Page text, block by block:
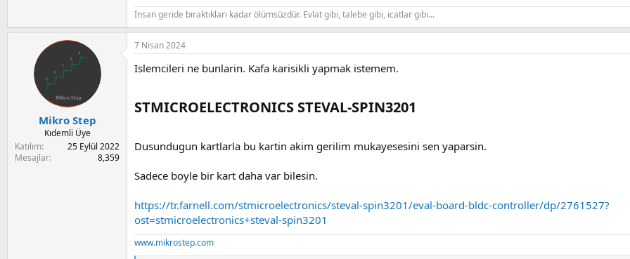
İnsan geride bıraktıkları kadar ölümsüzdür. Evlat gibi, talebe gibi, icatlar gibi...
Mikro Step
Kıdemli Üye
Katılım
25 Eylül 2022
Mesajlar
8,359
7 Nisan 2024
Islemcileri ne bunlarin. Kafa karisikli yapmak istemem.
STMICROELECTRONICS STEVAL-SPIN3201​
Dusundugun kartlarla bu kartin akim gerilim mukayesesini sen yaparsin.
Sadece boyle bir kart daha var bilesin.
https://tr.farnell.com/stmicroelectronics/steval-spin3201/eval-board-bldc-controller/dp/2761527?
ost=stmicroelectronics+steval-spin3201
www.mikrostep.com